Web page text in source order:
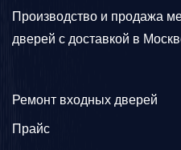
Производство и продажа
дверей с доставкой в
Ремонт входных дверей
Прайс